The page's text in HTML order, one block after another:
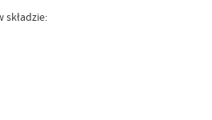
składzie: